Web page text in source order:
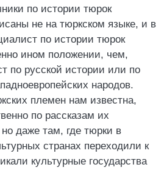
по истории тюрок
не на тюркском языке, и в
по истории тюрок
ином положении, чем,
по русской истории или по
народов.
племен нам известна,
по рассказам их
даже там, где тюрки в
странах переходили к
культурные государства